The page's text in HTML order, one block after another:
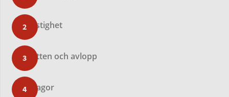
Fastighet
Vatten och avlopp
Bilagor